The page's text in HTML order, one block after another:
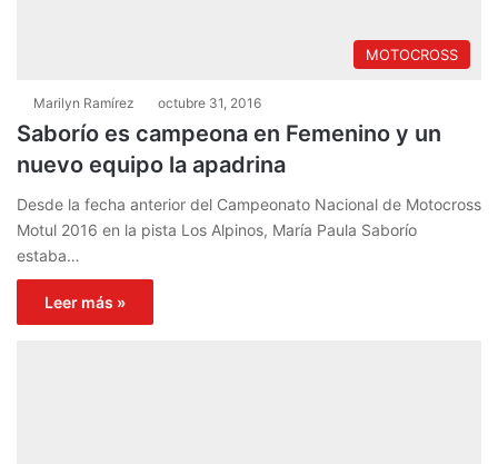
MOTOCROSS
Marilyn Ramírez octubre 31, 2016
Saborío es campeona en Femenino y un
nuevo equipo la apadrina
Desde la fecha anterior del Campeonato Nacional de Motocross
Motul 2016 en la pista Los Alpinos, María Paula Saborío
estaba…
Leer más »